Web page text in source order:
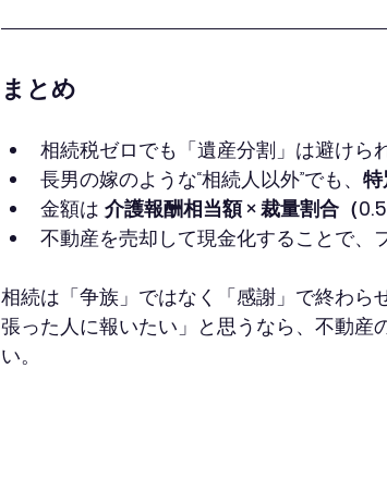
まとめ
相続税ゼロでも「遺産分割」は避けら
長男の嫁のような“相続人以外”でも、
金額は 介護報酬相当額 × 裁量割合（0.5
不動産を売却して現金化することで、
相続は「争族」ではなく「感謝」で終わ
張った人に報いたい」と思うなら、不動産
い。